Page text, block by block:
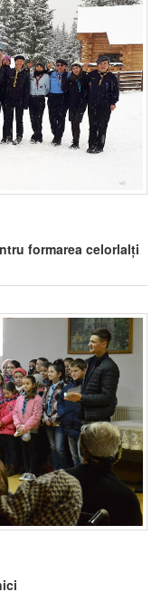
formarea celorlalți